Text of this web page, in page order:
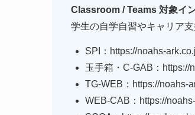
Classroom / Teams 対象イ
学生の自学自習やキャリア
SPI：https://noahs-
玉手箱・C-GAB：https://
TG-WEB：https://noahs-
WEB-CAB：https://